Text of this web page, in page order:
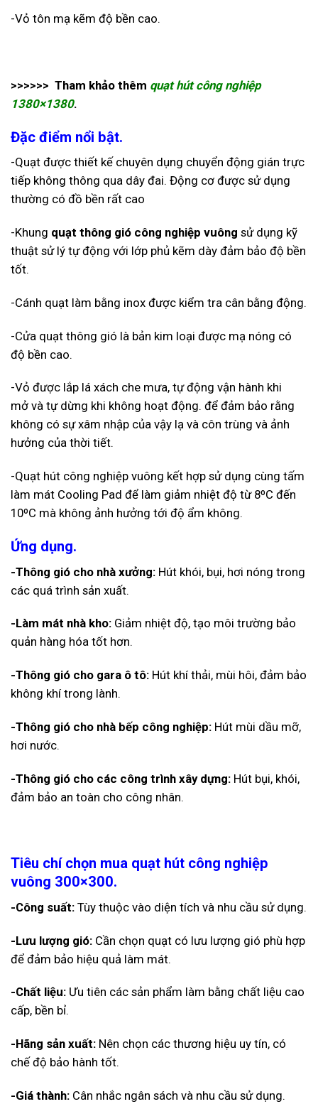
-Vỏ tôn mạ kẽm độ bền cao.
>>>>>> Tham khảo thêm quạt hút công nghiệp
1380×1380.
Đặc điểm nổi bật.
-Quạt được thiết kế chuyên dụng chuyển động gián trực
tiếp không thông qua dây đai. Động cơ được sử dụng
thường có đồ bền rất cao
-Khung quạt thông gió công nghiệp vuông sử dụng kỹ
thuật sử lý tự động với lớp phủ kẽm dày đảm bảo độ bền
tốt.
-Cánh quạt làm bằng inox được kiểm tra cân bằng động.
-Cửa quạt thông gió là bản kim loại được mạ nóng có
độ bền cao.
-Vỏ được lắp lá xách che mưa, tự động vận hành khi
mở và tự dừng khi không hoạt động. để đảm bảo rằng
không có sự xâm nhập của vậy lạ và côn trùng và ảnh
hưởng của thời tiết.
-Quạt hút công nghiệp vuông kết hợp sử dụng cùng tấm
làm mát Cooling Pad để làm giảm nhiệt độ từ 8ºC đến
10ºC mà không ảnh hưởng tới độ ẩm không.
Ứng dụng.
-Thông gió cho nhà xưởng: Hút khói, bụi, hơi nóng trong
các quá trình sản xuất.
-Làm mát nhà kho: Giảm nhiệt độ, tạo môi trường bảo
quản hàng hóa tốt hơn.
-Thông gió cho gara ô tô: Hút khí thải, mùi hôi, đảm bảo
không khí trong lành.
-Thông gió cho nhà bếp công nghiệp: Hút mùi dầu mỡ,
hơi nước.
-Thông gió cho các công trình xây dựng: Hút bụi, khói,
đảm bảo an toàn cho công nhân.
Tiêu chí chọn mua quạt hút công nghiệp
vuông 300×300.
-Công suất: Tùy thuộc vào diện tích và nhu cầu sử dụng.
-Lưu lượng gió: Cần chọn quạt có lưu lượng gió phù hợp
để đảm bảo hiệu quả làm mát.
-Chất liệu: Ưu tiên các sản phẩm làm bằng chất liệu cao
cấp, bền bỉ.
-Hãng sản xuất: Nên chọn các thương hiệu uy tín, có
chế độ bảo hành tốt.
-Giá thành: Cân nhắc ngân sách và nhu cầu sử dụng.